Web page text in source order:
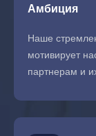
Амбиция
Наше
мотивирует
партнерам и